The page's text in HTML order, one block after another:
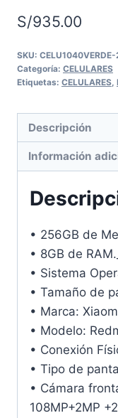
S/935.00
SKU:
Categoría: CELULARES
Etiquetas: CELULARES
Descripción
Información
• 256GB de
• 8GB de
• Sistema
• Tamaño de
• Marca:
• Modelo:
• Conexión
• Tipo de
• Cámara
108MP+2MP